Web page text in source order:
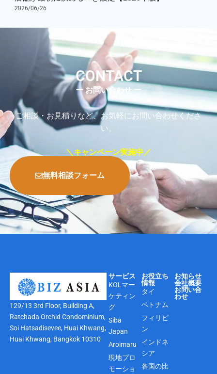
2026/06/26
CONTACT
ー お問い合わせ ー
ご相談・お見積りなど、お気軽にお問い合わせくださ
い。
＼キャンペーン実施中／
無料相談フォーム
129/13 3rd Floor, Building A,
Ratchada Orchid Condominium,
Soi Hatsadisevee, Huai Khwang,
Huai Khwang, Bangkok 10310
サービス
KOLマー
ケティン
グ
Siba
Japan
Aroimaru
現地プロ
モーショ
お役立ち
情報
タイ
ベトナム
フィリピ
ン
インドネ
シア
各国の比
お知らせ
会社概要
お問い合
わせ